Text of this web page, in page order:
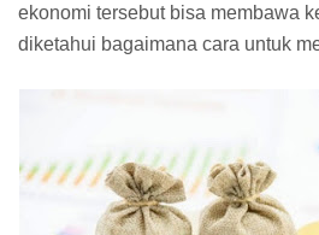
ekonomi tersebut bisa membawa
diketahui bagaimana cara untuk